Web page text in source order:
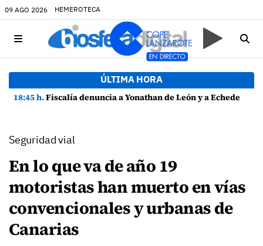
09 AGO 2026 HEMEROTECA
ÚLTIMA HORA
18:45 h.Fiscalía denuncia a Yonathan de León y a Echedey Eugenio por presuntas anomalías en contratos festivos
Seguridad vial
En lo que va de año 19
motoristas han muerto en vías
convencionales y urbanas de
Canarias